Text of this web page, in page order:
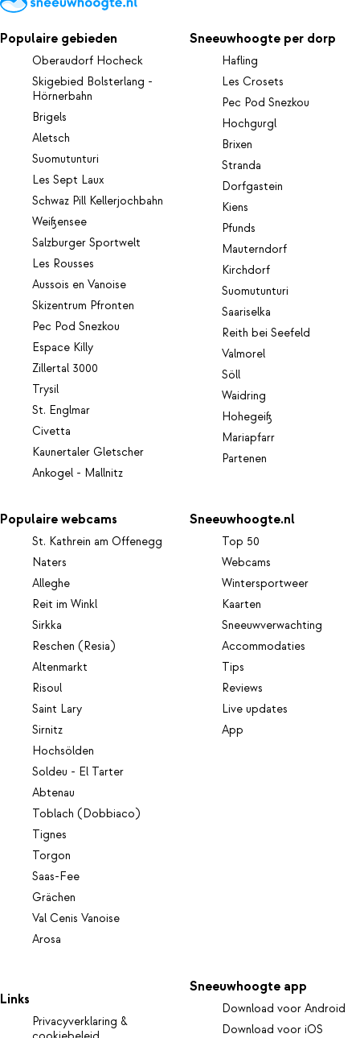
Populaire gebieden
Oberaudorf Hocheck
Skigebied Bolsterlang -
Hörnerbahn
Brigels
Aletsch
Suomutunturi
Les Sept Laux
Schwaz Pill Kellerjochbahn
Weißensee
Salzburger Sportwelt
Les Rousses
Aussois en Vanoise
Skizentrum Pfronten
Pec Pod Snezkou
Espace Killy
Zillertal 3000
Trysil
St. Englmar
Civetta
Kaunertaler Gletscher
Ankogel - Mallnitz
Sneeuwhoogte per dorp
Hafling
Les Crosets
Pec Pod Snezkou
Hochgurgl
Brixen
Stranda
Dorfgastein
Kiens
Pfunds
Mauterndorf
Kirchdorf
Suomutunturi
Saariselka
Reith bei Seefeld
Valmorel
Söll
Waidring
Hohegeiß
Mariapfarr
Partenen
Populaire webcams
St. Kathrein am Offenegg
Naters
Alleghe
Reit im Winkl
Sirkka
Reschen (Resia)
Altenmarkt
Risoul
Saint Lary
Sirnitz
Hochsölden
Soldeu - El Tarter
Abtenau
Toblach (Dobbiaco)
Tignes
Torgon
Saas-Fee
Grächen
Val Cenis Vanoise
Arosa
Sneeuwhoogte.nl
Top 50
Webcams
Wintersportweer
Kaarten
Sneeuwverwachting
Accommodaties
Tips
Reviews
Live updates
App
Links
Privacyverklaring &
Sneeuwhoogte app
Download voor Android
Download voor iOS